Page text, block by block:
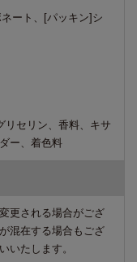
ート、[パッキン]シ
リセリン、香料、キサ
ー、着色料
更される場合がござ
混在する場合もござ
いたします。